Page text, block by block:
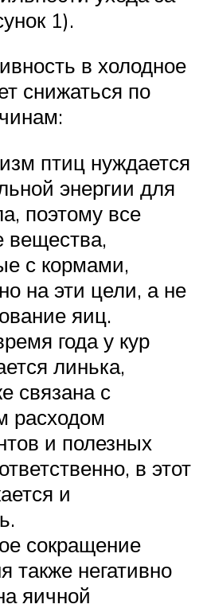
1).
в холодное
снижаться по
птиц нуждается
энергии для
поэтому все
вещества,
с кормами,
на эти цели, а не
яиц.
года у кур
линька,
связана с
расходом
и полезных
в этот
и
сокращение
также негативно
яичной